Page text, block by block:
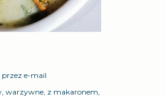
e-mail
warzywne z makaronem